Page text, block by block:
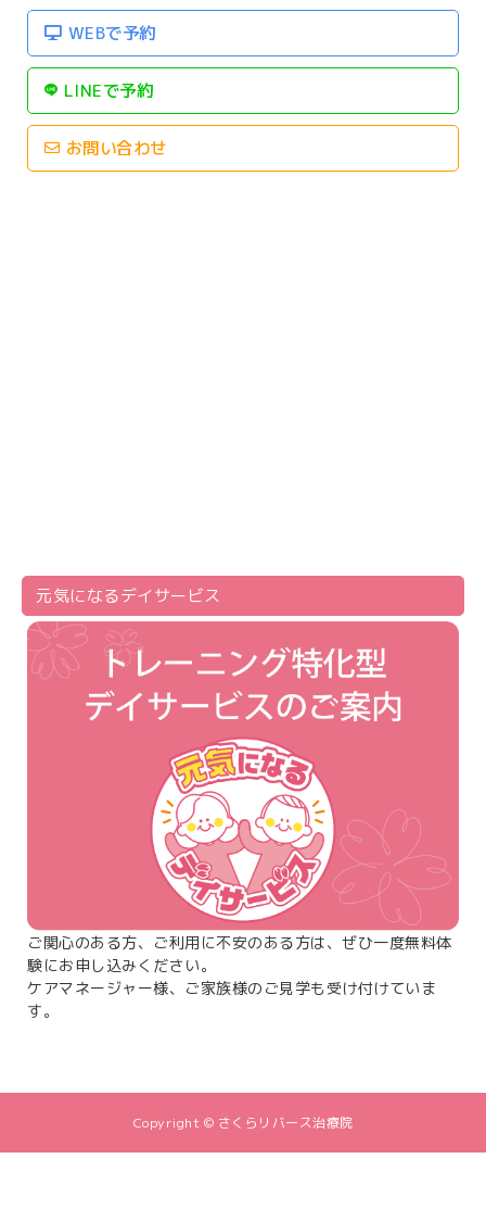
WEBで予約
LINEで予約
お問い合わせ
元気になるデイサービス
ご関心のある方、ご利用に不安のある方は、ぜひ一度無料体
験にお申し込みください。
ケアマネージャー様、ご家族様のご見学も受け付けていま
す。
Copyright © さくらリバース治療院